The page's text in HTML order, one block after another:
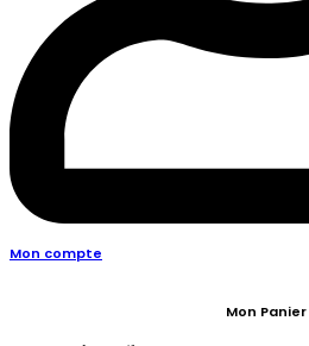
Mon compte
Mon Panier